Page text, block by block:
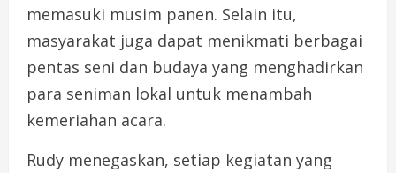
memasuki musim panen. Selain itu,
masyarakat juga dapat menikmati berbagai
pentas seni dan budaya yang menghadirkan
para seniman lokal untuk menambah
kemeriahan acara.
Rudy menegaskan, setiap kegiatan yang